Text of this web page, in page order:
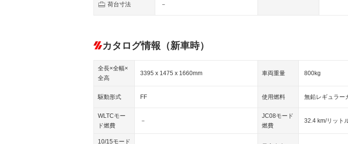
荷台寸法 －
カタログ情報（新車時）
全長×全幅×
全高
3395 x 1475 x 1660mm 車両重量 800kg
駆動形式 FF 使用燃料 無鉛レギュラー
WLTCモー
ド燃費
－
JC08モード
燃費
32.4 km/リット
10/15モード